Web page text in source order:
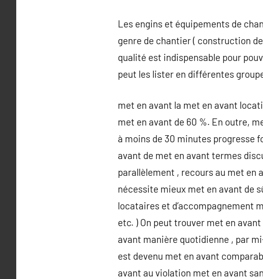
Les engins et équipements de
genre de chantier ( construction
qualité est indispensable pour
peut les lister en différentes
met en avant la met en avant
met en avant de 60 %. En outre,
à moins de 30 minutes progresse
avant de met en avant termes
parallèlement , recours au met en
nécessite mieux met en avant de
locataires et d’accompagnement
etc. ) On peut trouver met en
avant manière quotidienne , par
est devenu met en avant
avant au violation met en avant